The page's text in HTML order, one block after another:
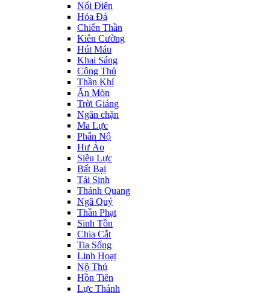
Nổi Điên
Hóa Đá
Chiến Thần
Kiên Cường
Hút Máu
Khai Sáng
Công Thủ
Thần Khí
Ăn Mòn
Trời Giáng
Ngăn chặn
Ma Lực
Phẫn Nộ
Hư Ảo
Siêu Lực
Bất Bại
Tái Sinh
Thánh Quang
Ngã Quỷ
Thần Phạt
Sinh Tồn
Chia Cắt
Tia Sống
Linh Hoạt
Nộ Thú
Hồn Tiên
Lực Thánh